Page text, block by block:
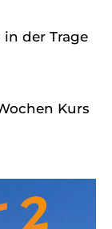
der Trage
Kurs